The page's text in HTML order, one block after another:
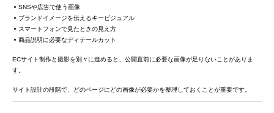
SNSや広告で使う画像
ブランドイメージを伝えるキービジュアル
スマートフォンで見たときの見え方
商品説明に必要なディテールカット
ECサイト制作と撮影を別々に進めると、公開直前に必要な画像が足りないことがありま
す。
サイト設計の段階で、どのページにどの画像が必要かを整理しておくことが重要です。